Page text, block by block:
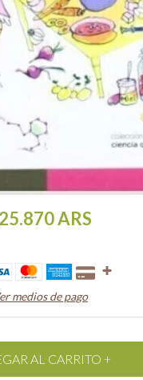
ARS
medios de pago